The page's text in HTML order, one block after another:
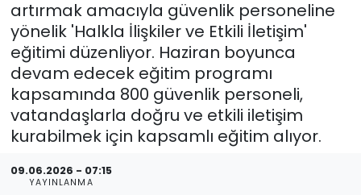
artırmak amacıyla güvenlik personeline
yönelik 'Halkla İlişkiler ve Etkili İletişim'
eğitimi düzenliyor. Haziran boyunca
devam edecek eğitim programı
kapsamında 800 güvenlik personeli,
vatandaşlarla doğru ve etkili iletişim
kurabilmek için kapsamlı eğitim alıyor.
09.06.2026 - 07:15
YAYINLANMA